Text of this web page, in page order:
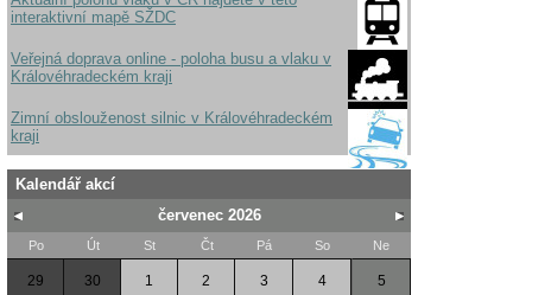
interaktivní mapě SŽDC
Veřejná doprava online - poloha busu a vlaku v
Královéhradeckém kraji
Zimní obslouženost silnic v Královéhradeckém
kraji
Kalendář akcí
červenec 2026
Po Út St Čt Pá So Ne
29 30 1 2 3 4 5